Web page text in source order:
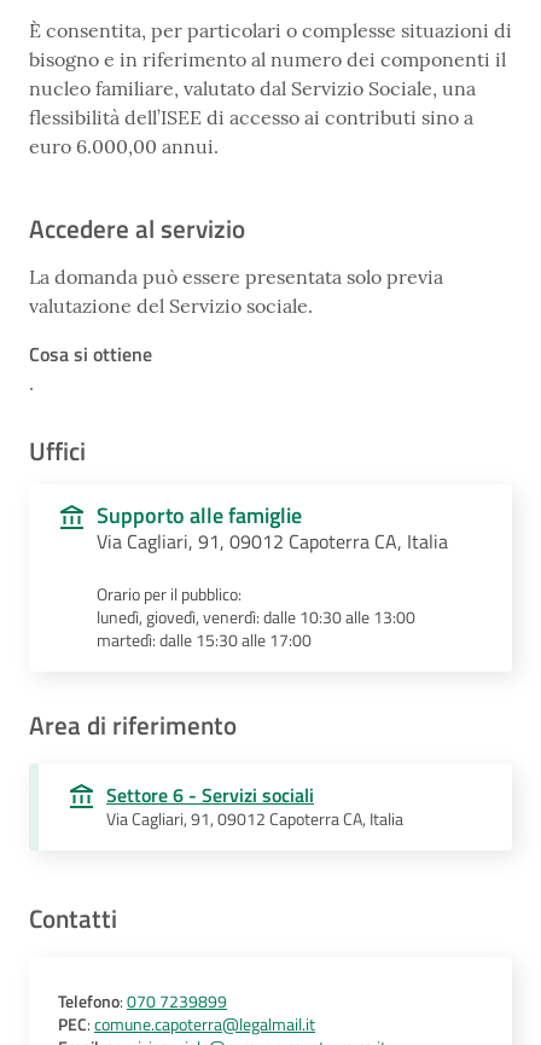
È consentita, per particolari o complesse situazioni di
bisogno e in riferimento al numero dei componenti il
nucleo familiare, valutato dal Servizio Sociale, una
flessibilità dell’ISEE di accesso ai contributi sino a
euro 6.000,00 annui.
Accedere al servizio
La domanda può essere presentata solo previa
valutazione del Servizio sociale.
Cosa si ottiene
.
Uffici
Supporto alle famiglie
Via Cagliari, 91, 09012 Capoterra CA, Italia
Orario per il pubblico:
lunedì, giovedì, venerdì: dalle 10:30 alle 13:00
martedì: dalle 15:30 alle 17:00
Area di riferimento
Settore 6 - Servizi sociali
Via Cagliari, 91, 09012 Capoterra CA, Italia
Contatti
Telefono:070 7239899
PEC:comune.capoterra@legalmail.it